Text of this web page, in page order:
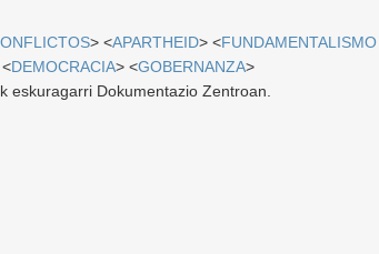
> <APARTHEID> <
DEMOCRACIA> <GOBERNANZA>
eskuragarri Dokumentazio Zentroan.